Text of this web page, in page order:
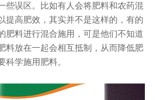
些误区。比如有人会将肥料和农药混
提高肥效，其实并不是这样的，有的
肥料进行混合施用，可是他们不知道
料放在一起会相互抵制，从而降低肥
科学施用肥料。